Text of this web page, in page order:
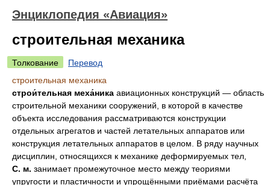
Энциклопедия «Авиация»
строительная механика
Толкование
Перевод
строительная механика
строи́тельная меха́ника авиационных конструкций — область
строительной механики сооружений, в которой в качестве
объекта исследования рассматриваются конструкции
отдельных агрегатов и частей летательных аппаратов или
конструкция летательных аппаратов в целом. В ряду научных
дисциплин, относящихся к механике деформируемых тел,
С. м. занимает промежуточное место между теориями
упругости и пластичности и упрощёнными приёмами расчёта